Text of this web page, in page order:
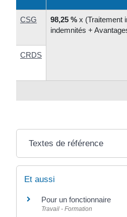
CSG 98,25 % x (Traitement
indemnités +
CRDS
Textes de référence
Et aussi
Pour un fonctionnaire
Travail - Formation